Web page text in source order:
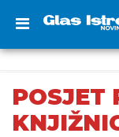
POSJET